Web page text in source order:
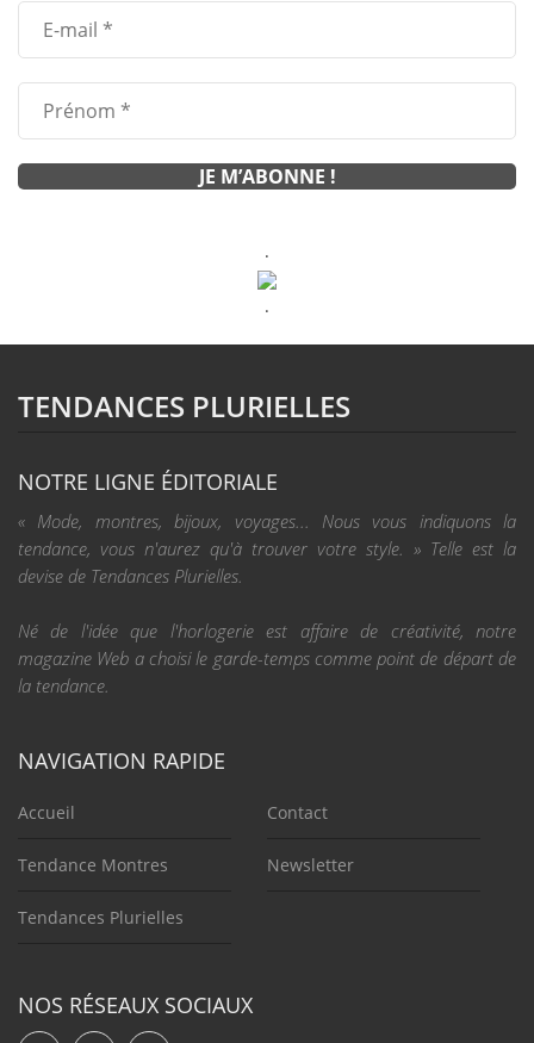
.
.
TENDANCES PLURIELLES
NOTRE LIGNE ÉDITORIALE
« Mode, montres, bijoux, voyages... Nous vous indiquons la
tendance, vous n'aurez qu'à trouver votre style. » Telle est la
devise de Tendances Plurielles.
Né de l'idée que l'horlogerie est affaire de créativité, notre
magazine Web a choisi le garde-temps comme point de départ de
la tendance.
NAVIGATION RAPIDE
Accueil
Tendance Montres
Tendances Plurielles
Contact
Newsletter
NOS RÉSEAUX SOCIAUX